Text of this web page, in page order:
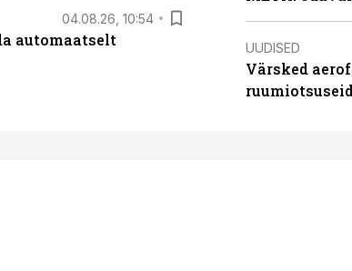
04.08.26, 10:54
automaatselt
UUDISED
Värsked